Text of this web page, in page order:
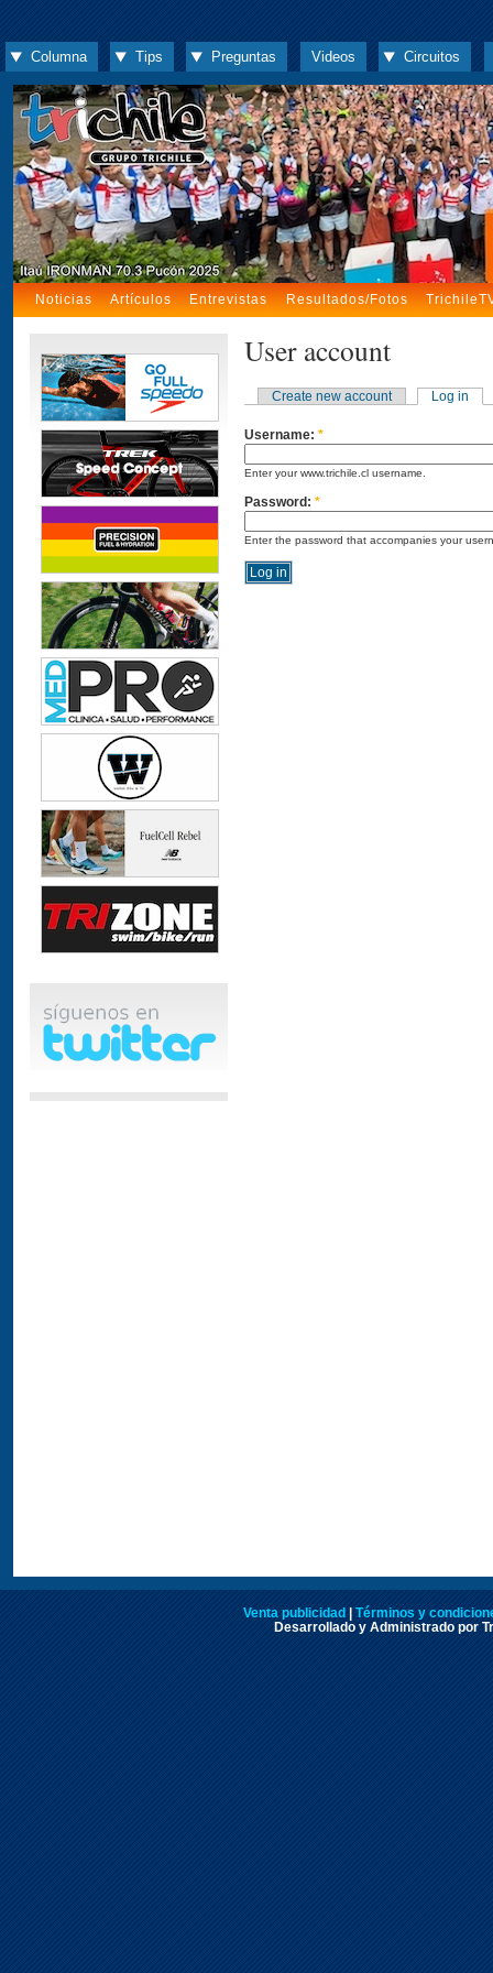
Columna Tips Preguntas Videos Circuitos
Noticias Artículos Entrevistas Resultados/Fotos
User account
Create new account Log in
Username: *
Enter your www.trichile.cl username.
Password: *
Enter the password that accompanies your
Venta publicidad
Términos y
Desarrollado y Administrado por